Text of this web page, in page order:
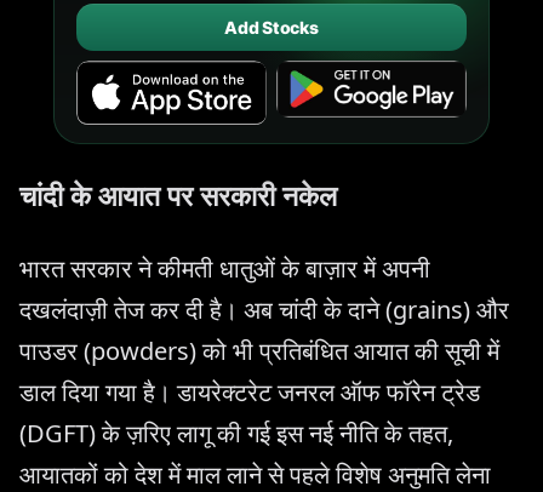
Add Stocks
चांदी के आयात पर सरकारी नकेल
भारत सरकार ने कीमती धातुओं के बाज़ार में अपनी
दखलंदाज़ी तेज कर दी है। अब चांदी के दाने (grains) और
पाउडर (powders) को भी प्रतिबंधित आयात की सूची में
डाल दिया गया है। डायरेक्टरेट जनरल ऑफ फॉरेन ट्रेड
(DGFT) के ज़रिए लागू की गई इस नई नीति के तहत,
आयातकों को देश में माल लाने से पहले विशेष अनुमति लेना